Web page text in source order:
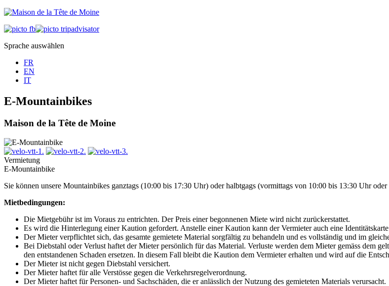
Sprache auswählen
FR
EN
IT
E-Mountainbikes
Maison de la Tête de Moine
Vermietung
E-Mountainbike
Sie können unsere Mountainbikes ganztags (10:00 bis 17:30 Uhr) oder halbtgags (vormittags von 10:00 bis 13:30 Uhr
Mietbedingungen:
Die Mietgebühr ist im Voraus zu entrichten. Der Preis einer begonnenen Miete wird nicht zurückerstattet.
Es wird die Hinterlegung einer Kaution gefordert. Anstelle einer Kaution kann der Vermieter auch eine
Der Mieter verpflichtet sich, das gesamte gemietete Material sorgfältig zu behandeln und es vollständig und im
Bei Diebstahl oder Verlust haftet der Mieter persönlich für das Material. Verluste werden dem Mieter gemäss dem
den entstandenen Schaden ersetzen. In diesem Fall bleibt die Kaution dem Vermieter erhalten und wird auf die
Der Mieter ist nicht gegen Diebstahl versichert.
Der Mieter haftet für alle Verstösse gegen die Verkehrsregelverordnung.
Der Mieter haftet für Personen- und Sachschäden, die er anlässlich der Nutzung des gemieteten Materials verursacht.